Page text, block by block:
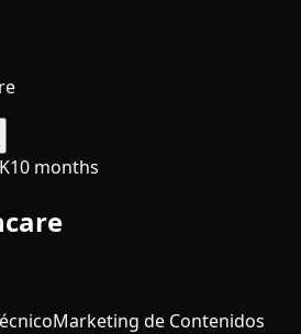
10 months
Marketing de Contenidos